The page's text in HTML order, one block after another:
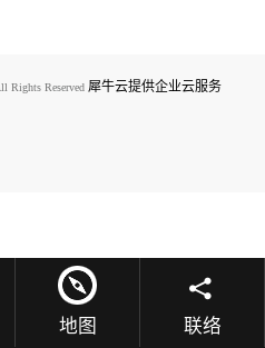
Rights Reserved 犀牛云提供企业云服务
地图 联络